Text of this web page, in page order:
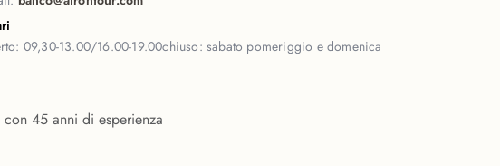
09,30-13.00/16.00-19.00chiuso:sabato pomeriggio e domenica
45 anni di esperienza